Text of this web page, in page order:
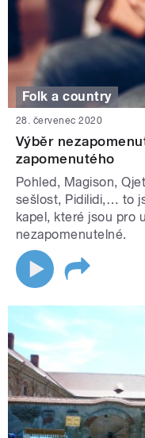
Folk a country
28. červenec 2020
Výběr
zapomenutého
Pohled, Magison,
sešlost, Pidilidi,… to
kapel, které jsou pro
nezapomenutelné.